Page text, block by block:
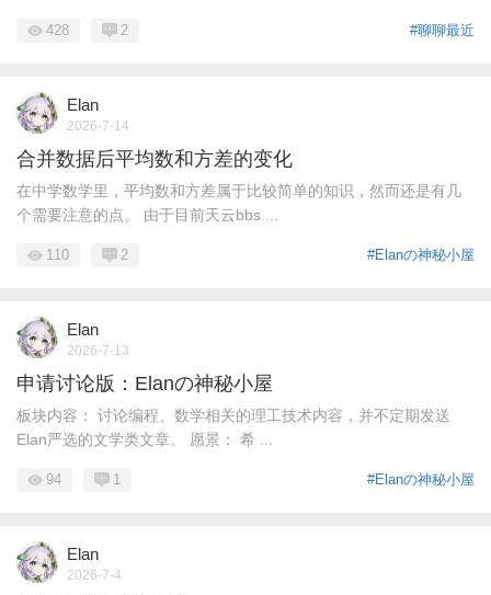
#聊聊最近
428 2
Elan
2026-7-14
合并数据后平均数和方差的变化
在中学数学里，平均数和方差属于比较简单的知识，然而还是有几
个需要注意的点。 由于目前天云bbs ...
#Elanの神秘小屋
110 2
Elan
2026-7-13
申请讨论版：Elanの神秘小屋
板块内容： 讨论编程、数学相关的理工技术内容，并不定期发送
Elan严选的文学类文章。 愿景： 希 ...
#Elanの神秘小屋
94 1
Elan
2026-7-4